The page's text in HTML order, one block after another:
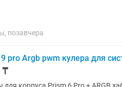
позавчера
pro Argb pwm кулера для
₸